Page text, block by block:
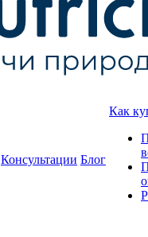
Консультации Блог
Как